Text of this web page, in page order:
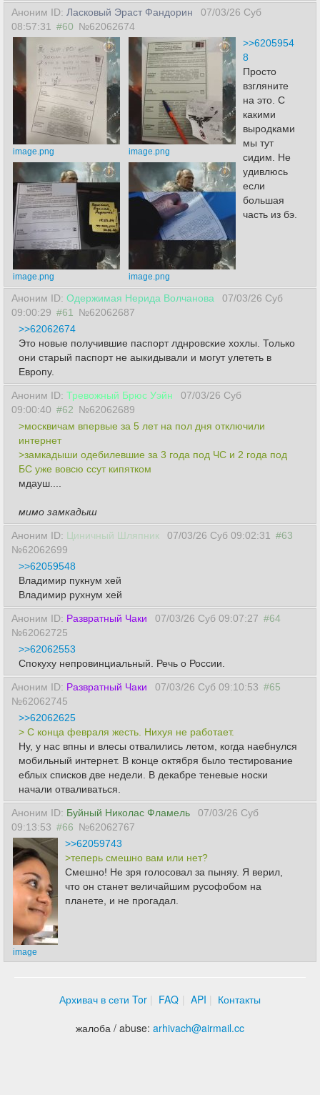
Аноним ID: Ласковый Эраст Фандорин
07/03/26 Суб
08:57:31
#60 №62062674
image.png image.png
image.png image.png
>>6205954
8
Просто
взгляните
на это. С
какими
выродками
мы тут
сидим. Не
удивлюсь
если
большая
часть из бэ.
Аноним ID: Одержимая Нерида Волчанова
07/03/26 Суб
09:00:29 #61
№62062687
>>62062674
Это новые получившие паспорт лднровские хохлы. Только
они старый паспорт не аыкидывали и могут улететь в
Европу.
Аноним ID: Тревожный Брюс Уэйн
07/03/26 Суб
09:00:40 #62 №62062689
>москвичам впервые за 5 лет на пол дня отключили
интернет
>замкадыши одебилевшие за 3 года под ЧС и 2 года под
БС уже вовсю ссут кипятком
мдауш....
мимо замкадыш
Аноним ID: Циничный Шляпник 07/03/26 Суб 09:02:31
#63
№62062699
>>62059548
Владимир пукнум хей
Владимир рухнум хей
Аноним ID: Развратный Чаки 07/03/26 Суб 09:07:27 #64
№62062725
>>62062553
Спокуху непровинциальный. Речь о России.
Аноним ID: Развратный Чаки 07/03/26 Суб 09:10:53 #65
№62062745
>>62062625
> С конца февраля жесть. Нихуя не работает.
Ну, у нас впны и влесы отвалились летом, когда наебнулся
мобильный интернет. В конце октября было тестирование
еблых списков две недели. В декабре теневые носки
начали отваливаться.
Аноним ID: Буйный Николас Фламель
07/03/26 Суб
09:13:53 #66 №62062767
image
>>62059743
>теперь смешно вам или нет?
Смешно! Не зря голосовал за пыняу. Я верил,
что он станет величайшим русофобом на
планете, и не прогадал.
Архивач в сети Tor FAQ API
Контакты
жалоба / abuse: arhivach@airmail.cc